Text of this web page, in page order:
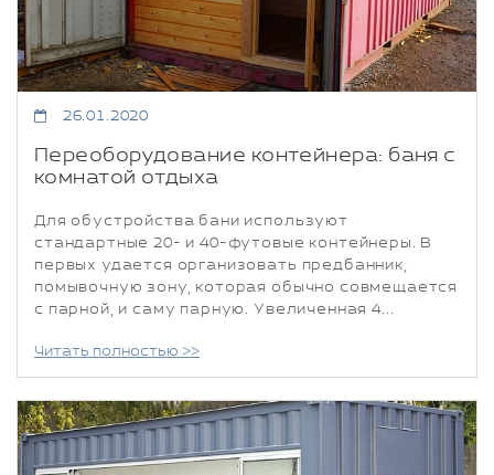
26.01.2020
Переоборудование контейнера: баня с
комнатой отдыха
Для обустройства бани используют
стандартные 20- и 40-футовые контейнеры. В
первых удается организовать предбанник,
помывочную зону, которая обычно совмещается
с парной, и саму парную. Увеличенная 4...
Читать полностью >>